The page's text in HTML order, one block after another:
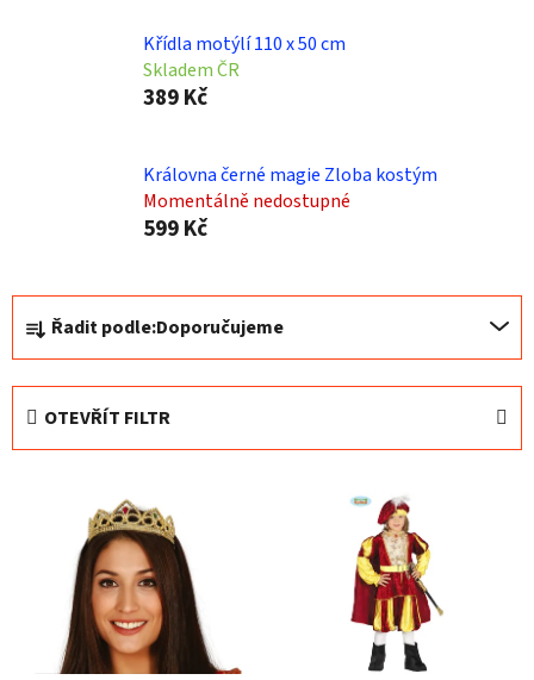
Křídla motýlí 110 x 50 cm
Skladem ČR
389 Kč
Královna černé magie Zloba kostým
Momentálně nedostupné
599 Kč
Ř
a
z
Řadit podle:Doporučujeme
OTEVŘÍT FILTR